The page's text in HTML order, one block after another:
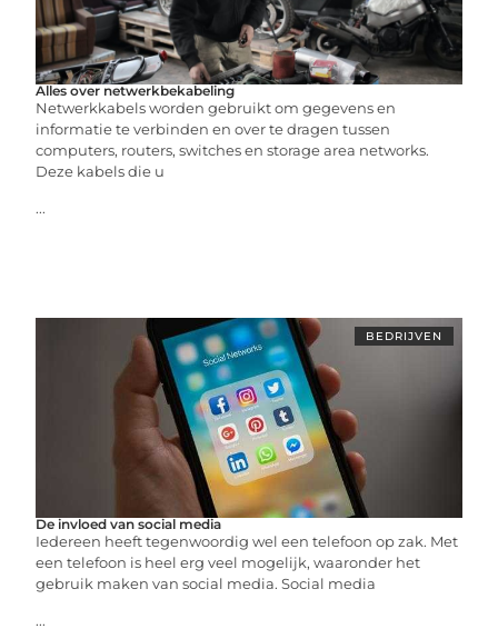
Alles over netwerkbekabeling
Netwerkkabels worden gebruikt om gegevens en
informatie te verbinden en over te dragen tussen
computers, routers, switches en storage area networks.
Deze kabels die u
...
BEDRIJVEN
De invloed van social media
Iedereen heeft tegenwoordig wel een telefoon op zak. Met
een telefoon is heel erg veel mogelijk, waaronder het
gebruik maken van social media. Social media
...